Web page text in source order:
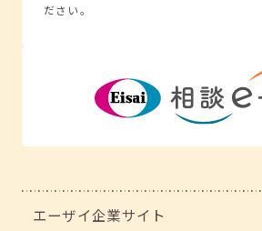
ださい。
エーザイ企業サイト